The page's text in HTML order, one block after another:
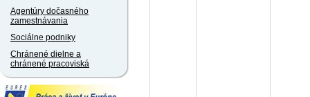
Agentúry dočasného
zamestnávania
Sociálne podniky
Chránené dielne a
chránené pracoviská